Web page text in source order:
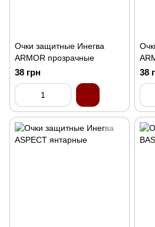
Очки защитные Инегва
ARMOR прозрачные
38 грн 38